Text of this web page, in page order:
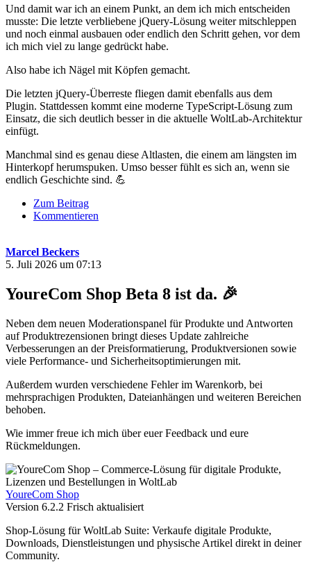
Und damit war ich an einem Punkt, an dem ich mich entscheiden
musste: Die letzte verbliebene jQuery-Lösung weiter mitschleppen
und noch einmal ausbauen oder endlich den Schritt gehen, vor dem
ich mich viel zu lange gedrückt habe.
Also habe ich Nägel mit Köpfen gemacht.
Die letzten jQuery-Überreste fliegen damit ebenfalls aus dem
Plugin. Stattdessen kommt eine moderne TypeScript-Lösung zum
Einsatz, die sich deutlich besser in die aktuelle WoltLab-Architektur
einfügt.
Manchmal sind es genau diese Altlasten, die einem am längsten im
Hinterkopf herumspuken. Umso besser fühlt es sich an, wenn sie
endlich Geschichte sind. 💪
Zum Beitrag
Kommentieren
Marcel Beckers
5. Juli 2026 um 07:13
YoureCom Shop Beta 8 ist da. 🎉
Neben dem neuen Moderationspanel für Produkte und Antworten
auf Produktrezensionen bringt dieses Update zahlreiche
Verbesserungen an der Preisformatierung, Produktversionen sowie
viele Performance- und Sicherheitsoptimierungen mit.
Außerdem wurden verschiedene Fehler im Warenkorb, bei
mehrsprachigen Produkten, Dateianhängen und weiteren Bereichen
behoben.
Wie immer freue ich mich über euer Feedback und eure
Rückmeldungen.
YoureCom Shop
Version 6.2.2 Frisch aktualisiert
Shop-Lösung für WoltLab Suite: Verkaufe digitale Produkte,
Downloads, Dienstleistungen und physische Artikel direkt in deiner
Community.